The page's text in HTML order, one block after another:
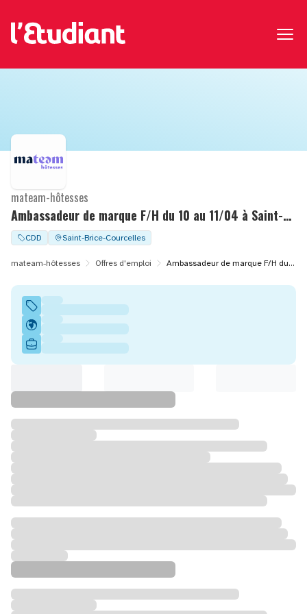
Ambassadeur de marque F/H du 10 au 11/04 à Saint-brice-courcelles (51)
mateam-hôtesses
CDD Saint-Brice-Courcelles
mateam-hôtesses Offres d'emploi Ambassadeur de marque F/H du 10 au 11/04 à Saint-brice-courcelles (51)